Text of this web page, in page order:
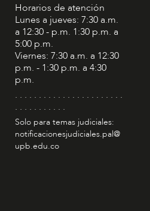
Horarios de atención
Lunes a jueves: 7:30 a.m.
a 12:30 - p.m. 1:30 p.m. a
5:00 p.m.
Viernes: 7:30 a.m. a 12:30
p.m. - 1:30 p.m. a 4:30
p.m.
. . . . . . . . . . . . . . . . . . . . . . .
. . . . . . . . . . .
Solo para temas judiciales:
notificacionesjudiciales.pal@
upb.edu.co